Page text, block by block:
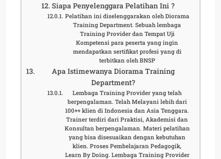
Siapa Penyelenggara Pelatihan Ini ?
Pelatihan ini diselenggarakan oleh Diorama
Training Department. Sebuah lembaga
Training Provider dan Tempat Uji
Kompetensi para peserta yang ingin
mendapatkan sertifikat profesi yang di
terbitkan oleh BNSP
Apa Istimewanya Diorama Training
Department?
Lembaga Training Provider yang telah
berpengalaman. Telah Melayani lebih dari
100++ klien di Indonesia dan Asia Tenggara.
Trainer terdiri dari Praktisi, Akademisi dan
Konsultan berpengalaman. Materi pelatihan
yang bisa disesuaikan dengan kebutuhan
klien. Proses Pembelajaran Pedagogik,
Learn By Doing. Lembaga Training Provider